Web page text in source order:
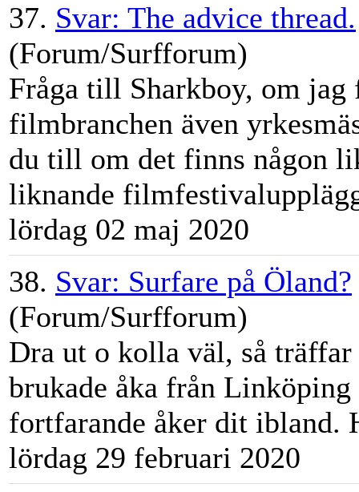
37. Svar: The advice thread.
(Forum/Surfforum)
Fråga till Sharkboy, om jag
filmbranchen även
du till om det finns någon
liknande filmfestival
lördag 02 maj 2020
38. Svar: Surfare på Öland?
(Forum/Surfforum)
Dra ut o kolla väl, så
brukade åka från
fortfarande åker dit ibland.
lördag 29 februari 2020